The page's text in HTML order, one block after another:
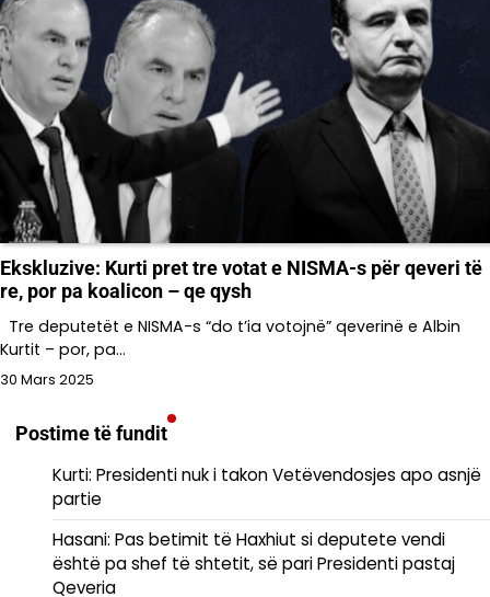
Ekskluzive: Kurti pret tre votat e NISMA-s për qeveri të
re, por pa koalicon – qe qysh
Tre deputetët e NISMA-s “do t’ia votojnë” qeverinë e Albin
Kurtit – por, pa…
30 Mars 2025
Postime të fundit
Kurti: Presidenti nuk i takon Vetëvendosjes apo asnjë
partie
Hasani: Pas betimit të Haxhiut si deputete vendi
është pa shef të shtetit, së pari Presidenti pastaj
Qeveria